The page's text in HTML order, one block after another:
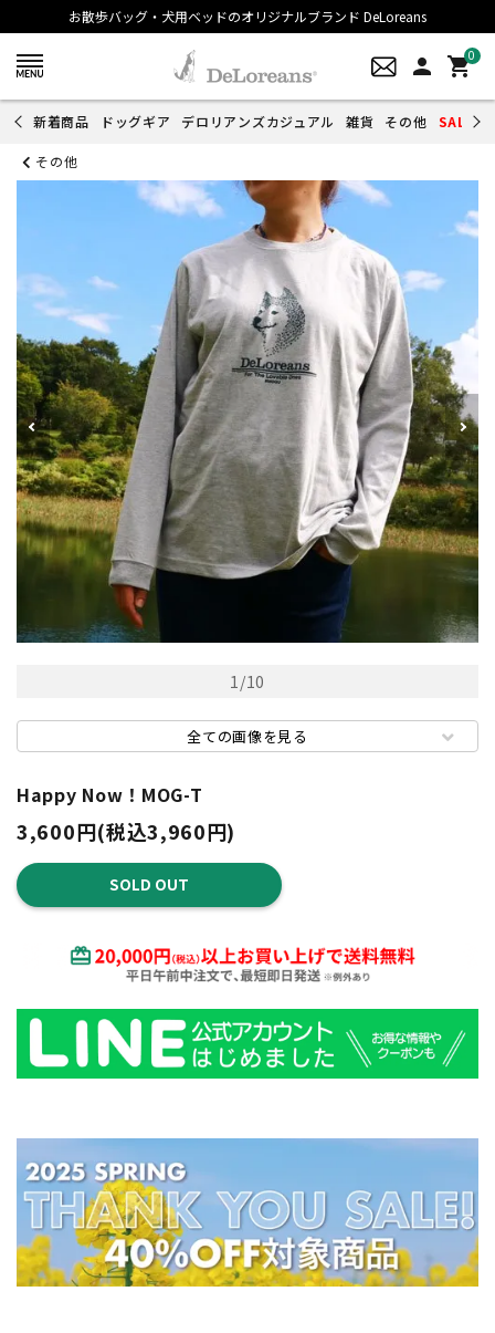
お散歩バッグ・犬用ベッドのオリジナルブランド DeLoreans
person 0
shopping_cart
新着商品 ドッグギア デロリアンズカジュアル 雑貨 その他 SALE
その他
1/10
全ての画像を見る
Happy Now！MOG-T
3,600円(税込3,960円)
SOLD OUT